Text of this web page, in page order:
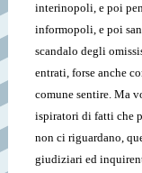
interinopoli, e poi
informopoli, e poi
scandalo degli
entrati, forse anche
comune sentire. Ma
ispiratori di fatti che
non ci riguardano,
giudiziari ed